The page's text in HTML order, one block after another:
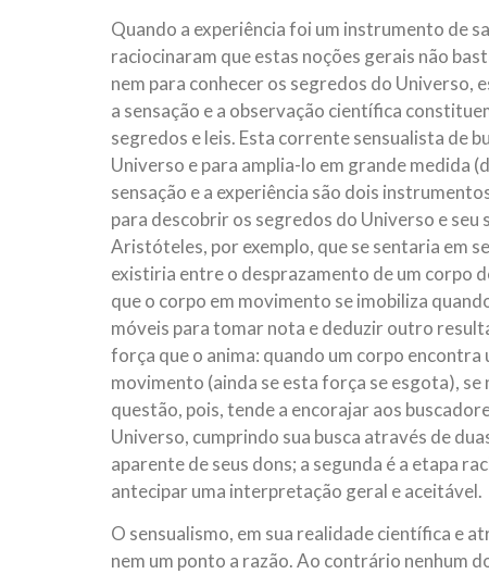
Quando a experiência foi um instrumento de
raciocinaram que estas noções gerais não
nem para conhecer os segredos do Universo,
a sensação e a observação científica
segredos e leis. Esta corrente sensualista de
Universo e para amplia-lo em grande medida
sensação e a experiência são dois
para descobrir os segredos do Universo e
Aristóteles, por exemplo, que se sentaria em
existiria entre o desprazamento de um corpo
que o corpo em movimento se imobiliza
móveis para tomar nota e deduzir outro
força que o anima: quando um corpo encontra
movimento (ainda se esta força se esgota), se
questão, pois, tende a encorajar aos
Universo, cumprindo sua busca através de
aparente de seus dons; a segunda é a etapa
antecipar uma interpretação geral e aceitável.
O sensualismo, em sua realidade científica e
nem um ponto a razão. Ao contrário nenhum